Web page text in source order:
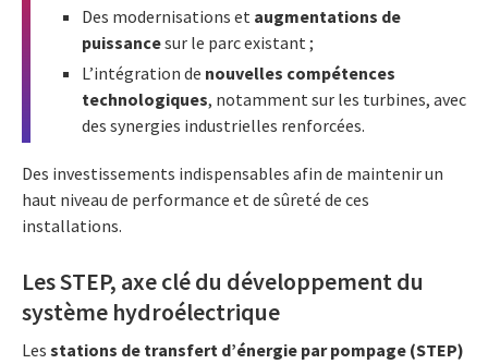
Des modernisations et augmentations de
puissancesur le parc existant ;
L’intégration de nouvelles compétences
technologiques, notamment sur les turbines, avec
des synergies industrielles renforcées.
Des investissements indispensables afin de maintenir un
haut niveau de performance et de sûreté de ces
installations.
Les STEP, axe clé du développement du
système hydroélectrique
Les stations de transfert d’énergie par pompage (STEP)